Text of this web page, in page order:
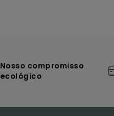
Nosso compromisso
ecológico